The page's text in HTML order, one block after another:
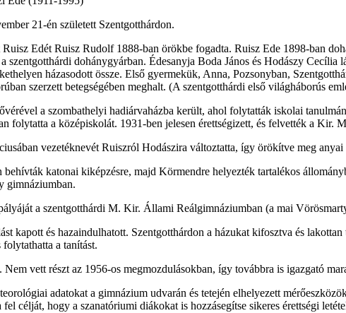
21-én született Szentgotthárdon.
Ruisz Edét Ruisz Rudolf 1888-ban örökbe fogadta. Ruisz Ede 1898-ban
szentgotthárdi dohánygyárban. Édesanyja Boda János és Hodászy
házasodott össze. Első gyermekük, Anna, Pozsonyban,
szerzett betegségében meghalt. (A szentgotthárdi első világháborús
a szombathelyi hadiárvaházba került, ahol folytatták iskolai
folytatta a középiskolát. 1931-ben jelesen érettségizett, és felvették a Kir.
vezetéknevét Ruiszról Hodászira változtatta, így örökítve meg
katonai kiképzésre, majd Körmendre helyezték tartalékos
gimnáziumban.
a szentgotthárdi M. Kir. Állami Reálgimnáziumban (a mai
kapott és hazaindulhatott. Szentgotthárdon a házukat kifosztva és
a tanítást.
vett részt az 1956-os megmozdulásokban, így továbbra is igazgató
adatokat a gimnázium udvarán és tetején elhelyezett
célját, hogy a szanatóriumi diákokat is hozzásegítse sikeres érettségi